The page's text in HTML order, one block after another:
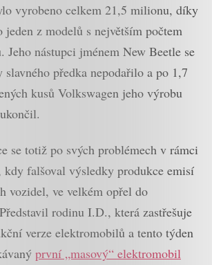
vyrobeno celkem 21,5 milionu, díky
jeden z modelů s největším počtem
Jeho nástupci jménem New Beetle se
slavného předka nepodařilo a po 1,7
kusů Volkswagen jeho výrobu
se totiž po svých problémech v rámci
kdy falšoval výsledky produkce emisí
vozidel, ve velkém opřel do
rodinu I.D., která zastřešuje
verze elektromobilů a tento týden
první „masový“ elektromobil